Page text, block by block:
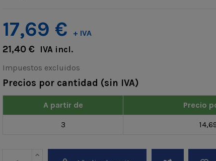
17,69 € + IVA
21,40 € IVA incl.
Impuestos excluidos
Precios por cantidad (sin IVA)
A partir de Precio
3